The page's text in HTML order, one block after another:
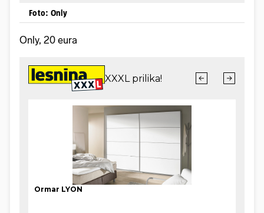
Foto: Only
Only, 20 eura